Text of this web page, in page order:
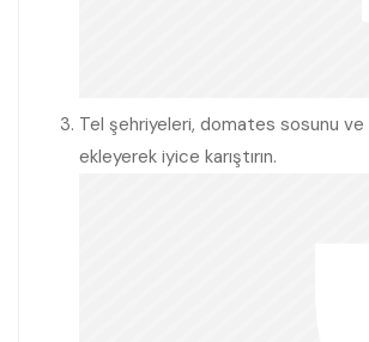
Tel şehriyeleri, domates sosunu ve
ekleyerek iyice karıştırın.